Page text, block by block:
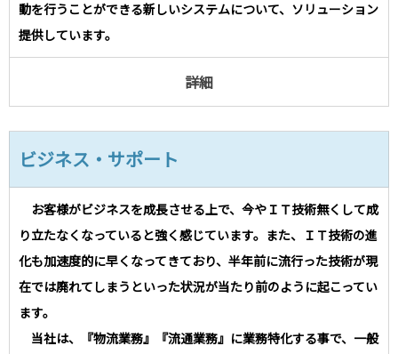
動を行うことができる新しいシステムについて、ソリューション
提供しています。
詳細
ビジネス・サポート
お客様がビジネスを成長させる上で、今やＩＴ技術無くして成
り立たなくなっていると強く感じています。また、ＩＴ技術の進
化も加速度的に早くなってきており、半年前に流行った技術が現
在では廃れてしまうといった状況が当たり前のように起こってい
ます。
当社は、『物流業務』『流通業務』に業務特化する事で、一般